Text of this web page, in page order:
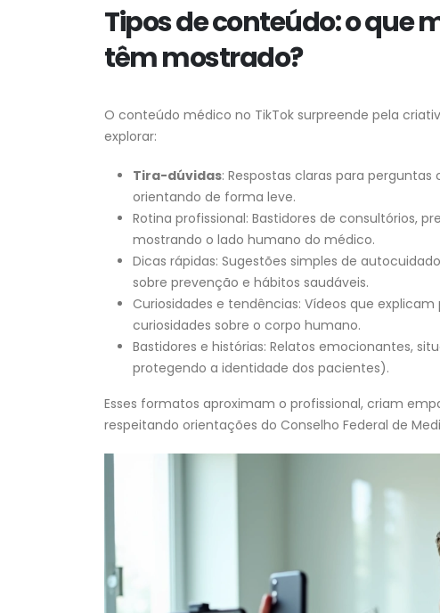
Tipos de conteúdo: o que
têm mostrado?
O conteúdo médico no TikTok surpreende pela
explorar:
Tira-dúvidas: Respostas claras para
orientando de forma leve.
Rotina profissional: Bastidores de consultórios,
mostrando o lado humano do médico.
Dicas rápidas: Sugestões simples de
sobre prevenção e hábitos saudáveis.
Curiosidades e tendências: Vídeos que
curiosidades sobre o corpo humano.
Bastidores e histórias: Relatos emocionantes,
protegendo a identidade dos pacientes).
Esses formatos aproximam o profissional, criam
respeitando orientações do Conselho Federal de